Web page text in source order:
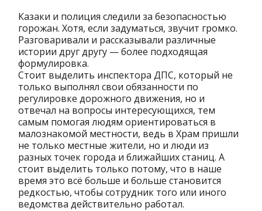
Казаки и полиция следили за безопасностью
горожан. Хотя, если задуматься, звучит громко.
Разговаривали и рассказывали различные
истории друг другу — более подходящая
формулировка.
Стоит выделить инспектора ДПС, который не
только выполнял свои обязанности по
регулировке дорожного движения, но и
отвечал на вопросы интересующихся, тем
самым помогая людям ориентироваться в
малознакомой местности, ведь в Храм пришли
не только местные жители, но и люди из
разных точек города и ближайших станиц. А
стоит выделить только потому, что в наше
время это всё больше и больше становится
редкостью, чтобы сотрудник того или иного
ведомства действительно работал.